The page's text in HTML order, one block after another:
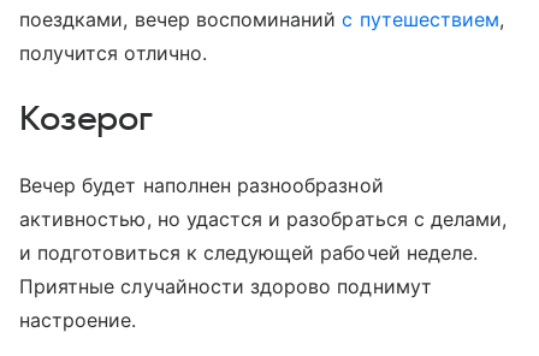
поездками, вечер воспоминанийс путешествием,
получится отлично.
Козерог
Вечер будет наполнен разнообразной
активностью, но удастся и разобраться с делами,
и подготовиться к следующей рабочей неделе.
Приятные случайности здорово поднимут
настроение.